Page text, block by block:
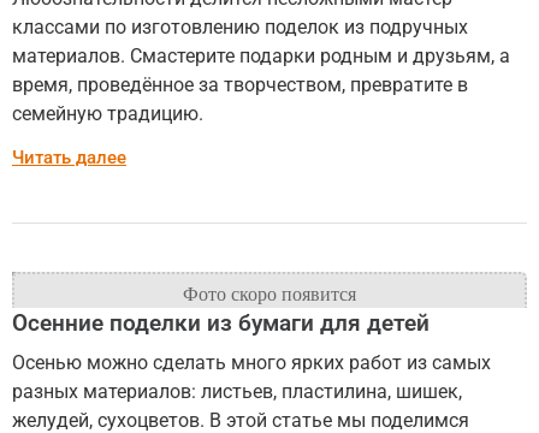
классами по изготовлению поделок из подручных
материалов. Смастерите подарки родным и друзьям, а
время, проведённое за творчеством, превратите в
семейную традицию.
Читать далее
Осенние поделки из бумаги для детей
Осенью можно сделать много ярких работ из самых
разных материалов: листьев, пластилина, шишек,
желудей, сухоцветов. В этой статье мы поделимся